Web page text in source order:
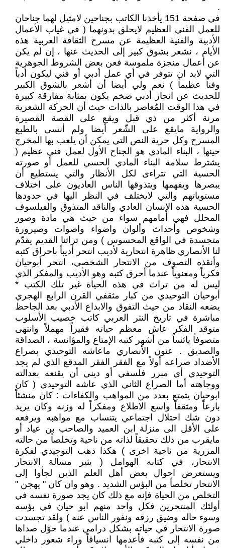
.
في صفحة 151 يأخذنا الكاتب بجناحين لامثيل لهما جناحان
للعمل الفني العظيم لايحلق بدونهما ( في غياب الأعمال
الأدبية والفنية العظيمة عن مسرح الثقافة العربية هذه
الأيام ، نشعر بشوق كبير إلى الحديث عنها ، إن لم يكن
عن أعمال منجزة ملموسة فعن بعض الشروط الجوهرية
التي لابد ان تتوفر في أي عمل أدبي أو فني ليكون أدباً
وفناً عظيماً ) نعم ولي أيضا أن أشعر بالشوق الكبير
للحديث عن انجاز أدبي ضخم يكون بمثابة مفارقة كبيرة
في هذا الوقت المُعاصر بالذات حيث أن الحركة الشعرية
مرنة أكثر من ذي قبل ويقع على القصة القصيرة
والرواية مايقع على الشّعر أيضا ولم أنسى بالطبع
المسرح وكل حرية النص التي يمكن أن يلعب بها المخرج
حينها ، البناء المادي هو الجناح الأول لعمل فني عظيم (
يشترط سلامة البناء المادي الحسي للعمل أو صورته
الحسية التي تتراءى لكل الأنظار والتي يستطيع أن
يبصرها ويفهمها ويتذوقها الناس العاديون على اختلاف
مستوياتهم والتي لايختلف في النظر اليها في حدودها
الحسية هذه الإنسان العادي والناقد المتذوق والفيلسوف
المحلل فهي أمامهم سواء من حيث هي مادة وصور
وشخوص وأحداث وألوان واضواء واصوات وصيرورة
متجسدة في الواقع المحسوس ) ومن تراثنا القديم يقدّم
لنا الأنصاري ظاهرة انتحارية لأديب انتحر أديباً باحراق كتبه
وأنقذه التصوف من الانتحار الشخصي، انتحر أبوحيان
فكرياً ومعنوياً عندما أحرق كتبه وهو الأديب والمفكر الذي
ليس له من تراث في هذه الحياة غير تلك الكتب *
أبوحيان التوحيدي من كبار مثقفي القرن الرابع الهجري
يضعه النقاد من حيث التفوق والابداع الأدبي بعد الجاحظ
مباشرة في تاريخ النثر العربي كاتب خصيب الأسلوب
متوقد الفكر عاش معظم حياته فقيراً مهملاً وانتهى
متصوفاً يائساً من أشهر كتبه الإمتاع والمؤانسة ، الصداقة
والصديق . عنون الأنصاري ماعاشه التوحيدي بصراع
الأضداد صراعه أولاً مع الفقر الفقر المدقع الذي لم يجد
التوحيدي أي مبرر فلسفي أو ديني أن يقنعه بعدالته
ووجاهته أما الصراع الثاني الذي عاشه التوحيدي ( كان
ابوحيان يتمتع بعدد من المواهب والكفاءات : كان منشئاً
بارعاً ومثقفاً واسع الاطلاع ومفكراً له وزنه وكان يريد
دون شك احتلال اجتماعي يتنساب مع مواهبه ويرفعه
على الأقل الى منزلة ابن العميد والصاحب بن عياد أو
مايقرب من ذلك تحقيقاً لذاته من ناحية وتخلصاً من حالته
المزرية من ناحية اخرى ) هكذا ذهب التوحيدي لفكرة
الانتحار، في كتابه الهوامل ( يثير مسألة الانتحار
ويستعرض احوال بعض أهل العلم الذين لجأوا إلى
الانتحار تخلصاً من البؤس الشديد . وهو وان كان " يهجن "
التخلص من الحياة فإنه مع ذلك كان يجد صورة نفسه في
أولئك المنتحرين فكل واحد منهم ابو حيان في بؤسه
وسوء حاله وضيق رزقه ونفور الناس عنه ) ولقد تجسدت
صورة الانتحار في حياته بشكل درامي عندما حوّل صداها
من نفسه إلى كتبه فأعدمها انسياقاً وراء شعور داخلي